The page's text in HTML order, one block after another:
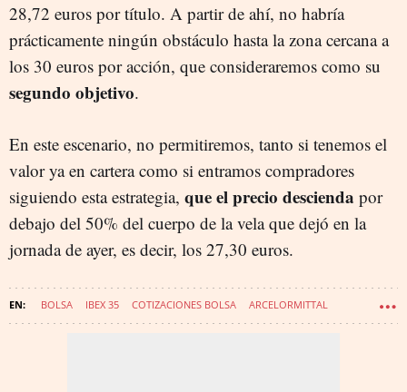
28,72 euros por título. A partir de ahí, no habría
prácticamente ningún obstáculo hasta la zona cercana a
los 30 euros por acción, que consideraremos como su
segundo objetivo.
En este escenario, no permitiremos, tanto si tenemos el
valor ya en cartera como si entramos compradores
siguiendo esta estrategia, que el precio descienda por
debajo del 50% del cuerpo de la vela que dejó en la
jornada de ayer, es decir, los 27,30 euros.
BOLSA IBEX 35 COTIZACIONES BOLSA ARCELORMITTAL